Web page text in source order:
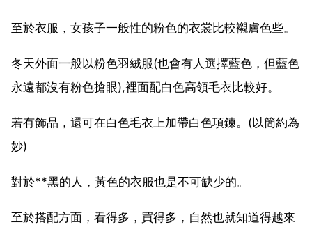
至於衣服，女孩子一般性的粉色的衣裳比較襯膚色些。
冬天外面一般以粉色羽絨服(也會有人選擇藍色，但藍色
永遠都沒有粉色搶眼),裡面配白色高領毛衣比較好。
若有飾品，還可在白色毛衣上加帶白色項鍊。(以簡約為
妙)
對於**黑的人，黃色的衣服也是不可缺少的。
至於搭配方面，看得多，買得多，自然也就知道得越來